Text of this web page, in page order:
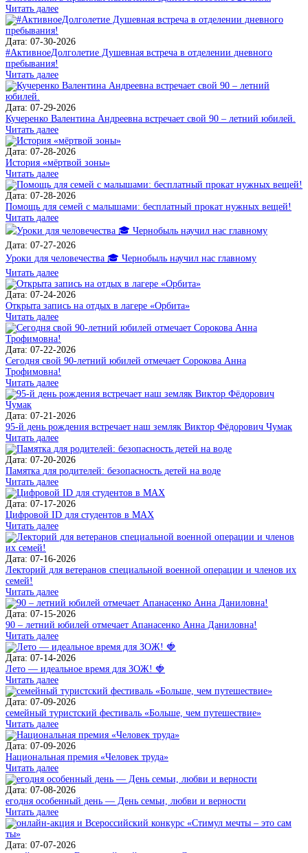
Читать далее
Дата: 07-30-2026
#АктивноеДолголетие Душевная встреча в отделении дневного
пребывания!
Читать далее
Дата: 07-29-2026
Кучеренко Валентина Андреевна встречает свой 90 – летний юбилей.
Читать далее
Дата: 07-28-2026
История «мёртвой зоны»
Читать далее
Дата: 07-28-2026
Помощь для семей с малышами: бесплатный прокат нужных вещей!
Читать далее
Дата: 07-27-2026
Уроки для человечества 🎓 Чернобыль научил нас главному
Читать далее
Дата: 07-24-2026
Открыта запись на отдых в лагере «Орбита»
Читать далее
Дата: 07-22-2026
Сегодня свой 90-летний юбилей отмечает Сорокова Анна
Трофимовна!
Читать далее
Дата: 07-21-2026
95-й день рождения встречает наш земляк Виктор Фёдорович Чумак
Читать далее
Дата: 07-20-2026
Памятка для родителей: безопасность детей на воде
Читать далее
Дата: 07-17-2026
Цифровой ID для студентов в MAX
Читать далее
Дата: 07-16-2026
Лекторий для ветеранов специальной военной операции и членов их
семей!
Читать далее
Дата: 07-15-2026
90 – летний юбилей отмечает Апанасенко Анна Даниловна!
Читать далее
Дата: 07-14-2026
Лето — идеальное время для ЗОЖ! 🍓
Читать далее
Дата: 07-09-2026
семейный туристский фестиваль «Больше, чем путешествие»
Читать далее
Дата: 07-09-2026
Национальная премия «Человек труда»
Читать далее
Дата: 07-08-2026
егодня особенный день — День семьи, любви и верности
Читать далее
Дата: 07-07-2026